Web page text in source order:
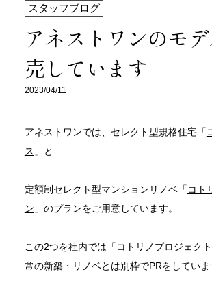
スタッフブログ
アネストワンのモ
売しています
2023/04/11
アネストワンでは、セレクト型規格住宅「
ス 」と
定額制セレクト型マンションリノベ「 コト
ン 」のプランをご用意しています。
この2つを社内では「コトリノプロジェク
常の新築・リノベとは別枠でPRをしていま